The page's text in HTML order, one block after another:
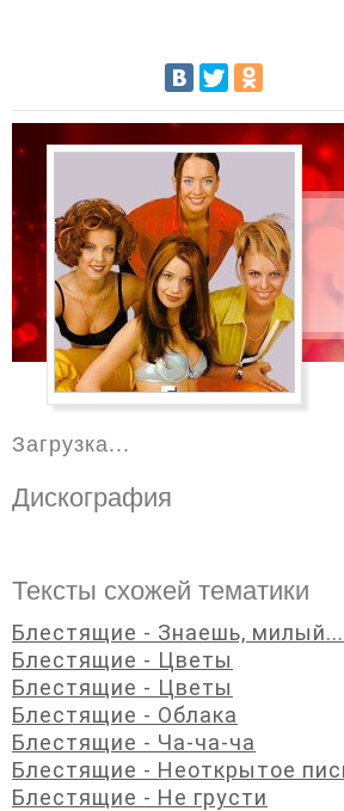
Загрузка...
Дискография
Тексты схожей тематики
Блестящие - Знаешь, милый...
Блестящие - Цветы
Блестящие - Цветы
Блестящие - Облака
Блестящие - Ча-ча-ча
Блестящие - Неоткрытое
Блестящие - Не грусти